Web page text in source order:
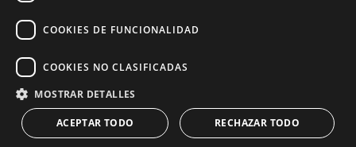
© 2026
Construido por
CONTACT US
COOKIES DE FUNCIONALIDAD
COOKIES NO CLASIFICADAS
MOSTRAR DETALLES
ACEPTAR TODO RECHAZAR TODO